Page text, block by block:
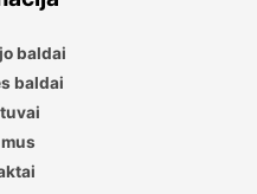
baldai
baldai